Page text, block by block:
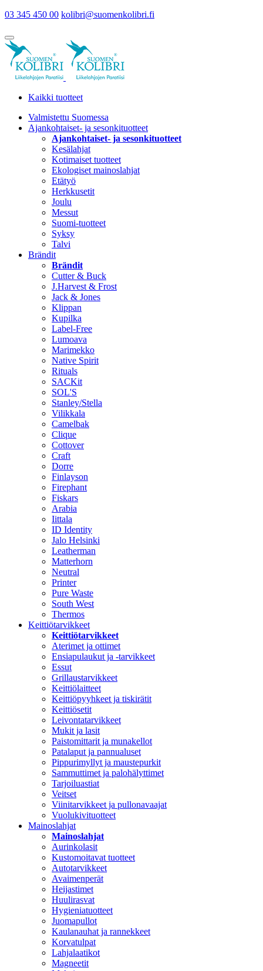
03 345 450 00 kolibri@suomenkolibri.fi
Kaikki tuotteet
Valmistettu Suomessa
Ajankohtaiset- ja sesonkituotteet
Ajankohtaiset- ja sesonkituotteet
Kesälahjat
Kotimaiset tuotteet
Ekologiset mainoslahjat
Etätyö
Herkkusetit
Joulu
Messut
Suomi-tuotteet
Syksy
Talvi
Brändit
Brändit
Cutter & Buck
J.Harvest & Frost
Jack & Jones
Klippan
Kupilka
Label-Free
Lumoava
Marimekko
Native Spirit
Rituals
SACKit
SOL'S
Stanley/Stella
Vilikkala
Camelbak
Clique
Cottover
Craft
Dorre
Finlayson
Firephant
Fiskars
Arabia
Iittala
ID Identity
Jalo Helsinki
Leatherman
Matterhorn
Neutral
Printer
Pure Waste
South West
Thermos
Keittiötarvikkeet
Keittiötarvikkeet
Aterimet ja ottimet
Ensiapulaukut ja -tarvikkeet
Essut
Grillaustarvikkeet
Keittiölaitteet
Keittiöpyyhkeet ja tiskirätit
Keittiösetit
Leivontatarvikkeet
Mukit ja lasit
Paistomittarit ja munakellot
Patalaput ja pannualuset
Pippurimyllyt ja maustepurkit
Sammuttimet ja palohälyttimet
Tarjoiluastiat
Veitset
Viinitarvikkeet ja pullonavaajat
Vuolukivituotteet
Mainoslahjat
Mainoslahjat
Aurinkolasit
Kustomoitavat tuotteet
Autotarvikkeet
Avaimenperät
Heijastimet
Huulirasvat
Hygieniatuotteet
Juomapullot
Kaulanauhat ja rannekkeet
Korvatulpat
Lahjalaatikot
Magneetit